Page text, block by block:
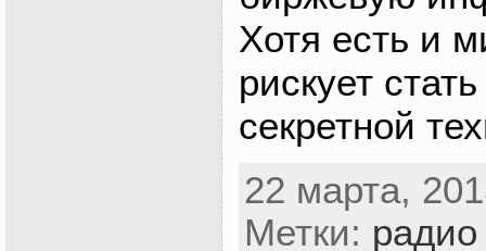
Хотя есть и
рискует
секретной
22 марта,
Метки: радио